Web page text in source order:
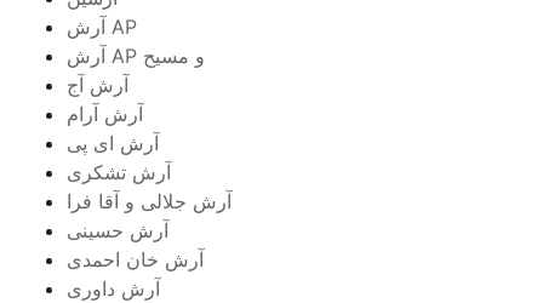
آرش AP
آرش AP و مسیح
آرش آج
آرش آرام
آرش ای پی
آرش تشکری
آرش جلالی و آقا فرا
آرش حسینی
آرش خان احمدی
آرش داوری